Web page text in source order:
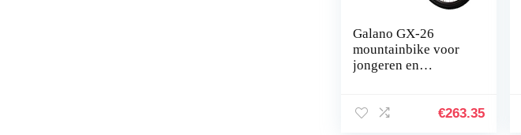
Galano GX-26
mountainbike voor
jongeren en
inch, met verende
€263.35